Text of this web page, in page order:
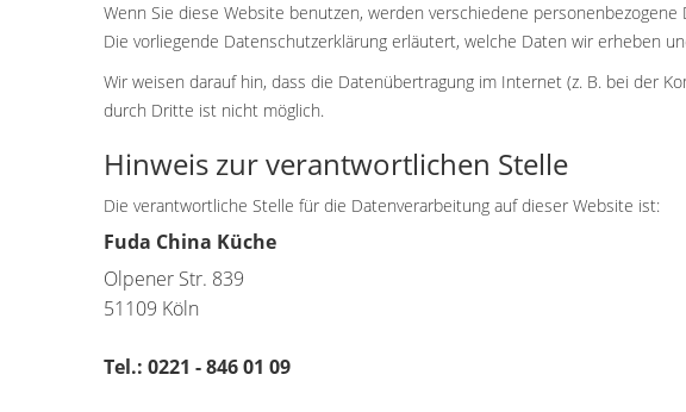
Wenn Sie diese Website benutzen, werden verschiedene
Die vorliegende Datenschutzerklärung erläutert, welche Daten wir erheben
Wir weisen darauf hin, dass die Datenübertragung im Internet (z. B. bei der
durch Dritte ist nicht möglich.
Hinweis zur verantwortlichen Stelle
Die verantwortliche Stelle für die Datenverarbeitung auf dieser Website ist:
Fuda China Küche
Olpener Str. 839
51109 Köln
Tel.: 0221 - 846 01 09